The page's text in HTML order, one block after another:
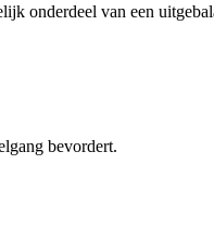
onderdeel van een
bevordert.